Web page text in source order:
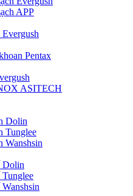
APP
Pentax
ASITECH
Dolin
Tunglee
Wanshsin
Dolin
Tunglee